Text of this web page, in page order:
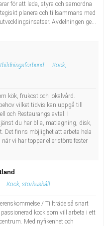
för att leda, styra och samordna
planera och tillsammans med
Avdelningen ge...
Kock,
kök, frukost och lokalvård.
vilket tidvis kan uppgå till
och Restaurangs avtal. I
du har bl a, matlagning, disk,
Det finns möjlighet att arbeta hela
vi har toppar eller större fester
Kock, storhushåll
/ Tillträde så snart
kock som vill arbeta i ett
Med nyfikenhet och